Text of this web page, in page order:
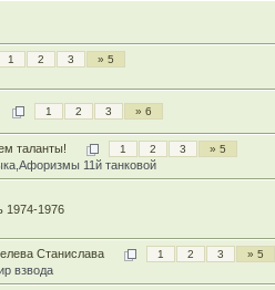
1 2 3 » 5
1 2 3 » 6
таланты! 1 2 3 » 5
11й танковой
1974-1976
Станислава 1 2 3 » 5
взвода